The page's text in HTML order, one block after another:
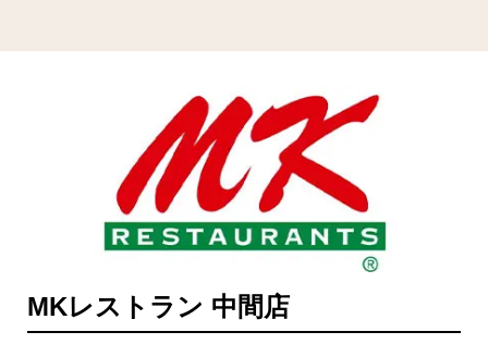
MKレストラン 中間店